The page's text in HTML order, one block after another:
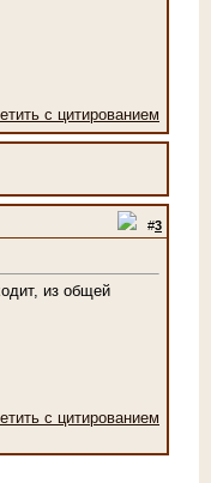
#3
из общей